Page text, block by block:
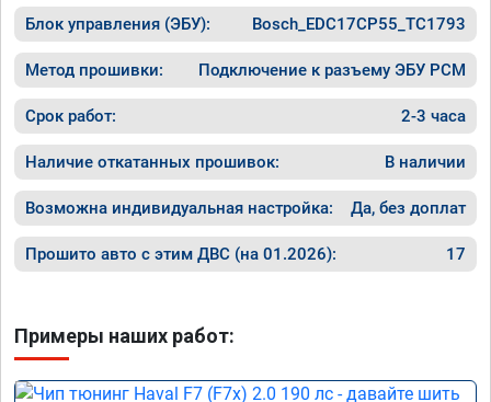
Блок управления (ЭБУ): Bosch_EDC17CP55_TC1793
Метод прошивки: Подключение к разъему ЭБУ PCM
Срок работ: 2-3 часа
Наличие откатанных прошивок: В наличии
Возможна индивидуальная настройка: Да, без доплат
Прошито авто с этим ДВС (на 01.2026): 17
Примеры наших работ: